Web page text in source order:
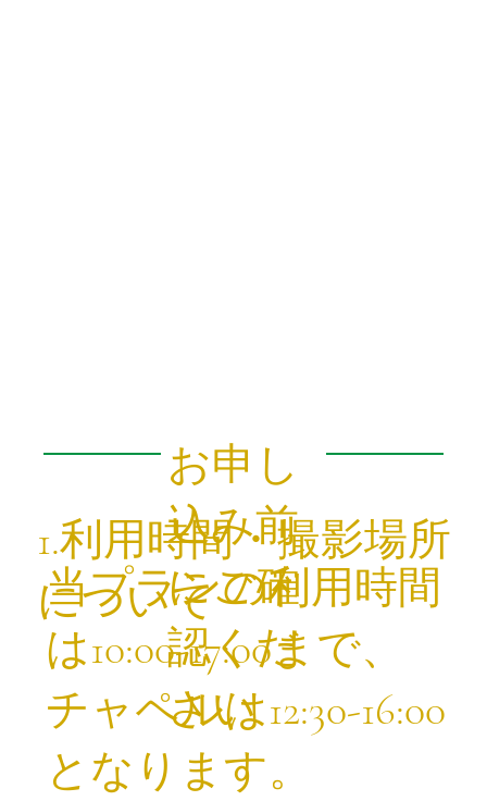
お申し
込み前
にご確
認くだ
さい
1.利用時間・撮影場所
について
当プランの利用時間
は10:00-17:00まで、
チャペルは12:30-16:00
となります。